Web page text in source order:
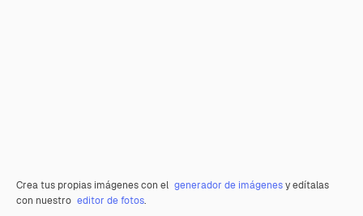
Crea tus propias imágenes con el generador de imágenesy edítalas
con nuestro editor de fotos.